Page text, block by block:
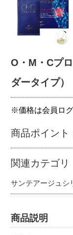
O・M・Cプ
ダータイプ）
※価格は会員ロ
商品ポイント
関連カテゴリ
サンテアージュシ
商品説明